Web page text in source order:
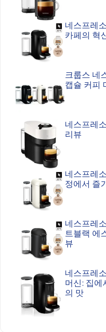
네스프레
카페의 혁
크룹스 네
캡슐 커피
네스프레
리뷰
네스프레
정에서 즐
네스프레
트블랙 에
뷰
네스프레
머신: 집에
의 맛